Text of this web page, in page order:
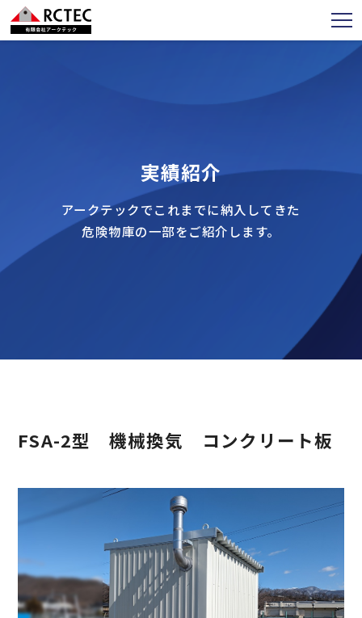
実績紹介
アークテックでこれまでに納入してきた
危険物庫の一部をご紹介します。
FSA-2型 機械換気 コンクリート板